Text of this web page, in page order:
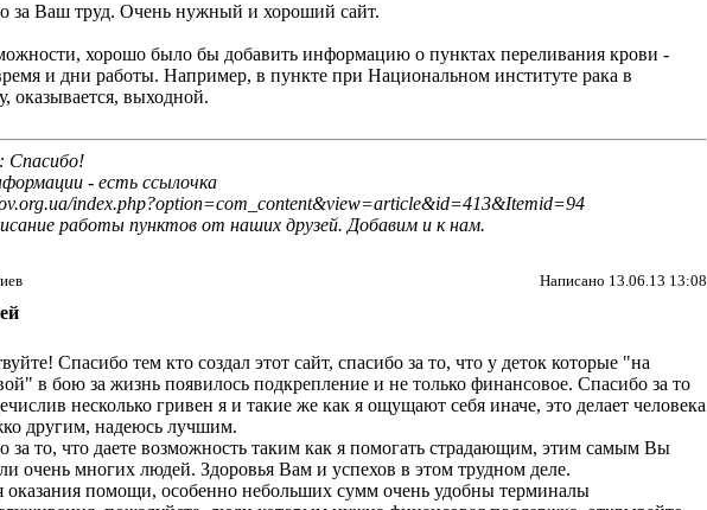
за Ваш труд. Очень нужный и хороший сайт.
хорошо было бы добавить информацию о пунктах переливания крови -
и дни работы. Например, в пункте при Национальном институте рака в
оказывается, выходной.
: Спасибо!
- есть ссылочка
index.php?option=com_content&view=article&id=413&Itemid=94
работы пунктов от наших друзей. Добавим и к нам.
Написано 13.06.13 13:08
Спасибо тем кто создал этот сайт, спасибо за то, что у деток которые "на
в бою за жизнь появилось подкрепление и не только финансовое. Спасибо за то
несколько гривен я и такие же как я ощущают себя иначе, это делает человека
другим, надеюсь лучшим.
за то, что даете возможность таким как я помогать страдающим, этим самым Вы
очень многих людей. Здоровья Вам и успехов в этом трудном деле.
оказания помощи, особенно небольших сумм очень удобны терминалы